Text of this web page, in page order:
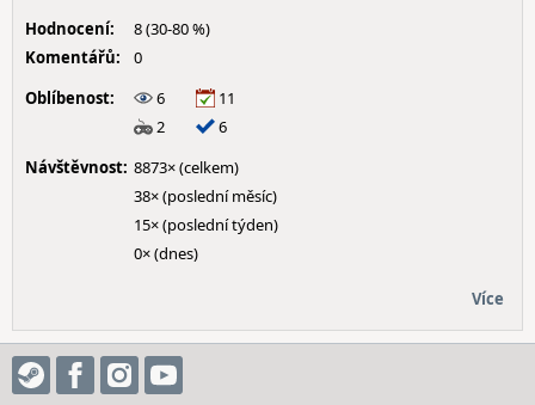
Hodnocení:
8 (30-80 %)
Komentářů:
0
Oblíbenost:
6
11
2
6
Návštěvnost: 8873× (celkem)
38× (poslední měsíc)
15× (poslední týden)
0× (dnes)
Více